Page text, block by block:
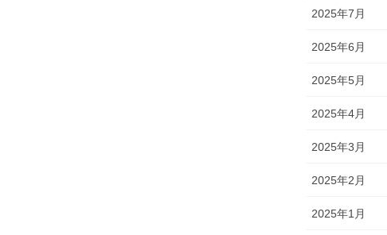
2025年7月
2025年6月
2025年5月
2025年4月
2025年3月
2025年2月
2025年1月